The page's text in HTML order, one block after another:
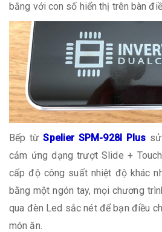
bằng với con số hiển thị trên bàn
Bếp từ Spelier SPM-928I Plus
cảm ứng dạng trượt Slide +
cấp độ công suất nhiệt độ khác
bằng một ngón tay, mọi chương
qua đèn Led sắc nét để bạn điều
món ăn.